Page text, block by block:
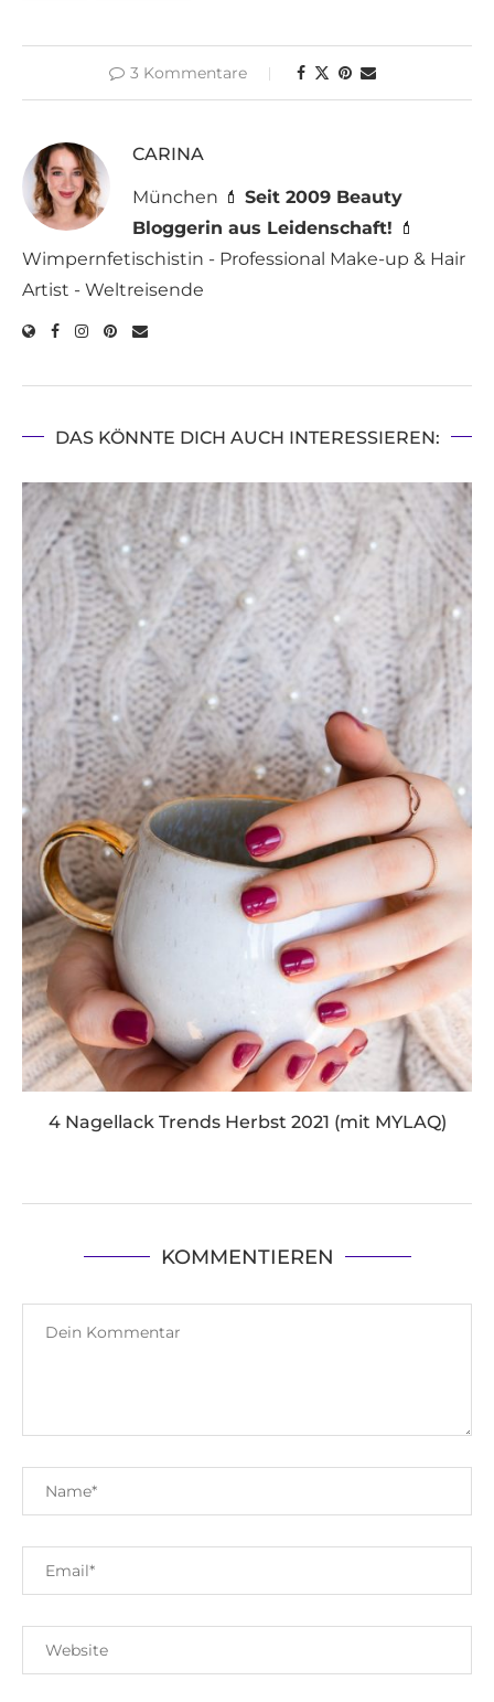
3 Kommentare
CARINA
München 💄 Seit 2009 Beauty
Bloggerin aus Leidenschaft! 💄
Wimpernfetischistin - Professional Make-up & Hair
Artist - Weltreisende
DAS KÖNNTE DICH AUCH INTERESSIEREN:
4 Nagellack Trends Herbst 2021 (mit MYLAQ)
KOMMENTIEREN